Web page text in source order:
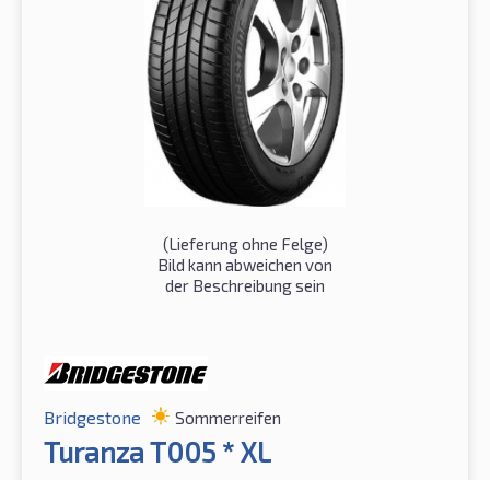
(Lieferung ohne Felge)
Bild kann abweichen von
der Beschreibung sein
Bridgestone Sommerreifen
Turanza T005 * XL